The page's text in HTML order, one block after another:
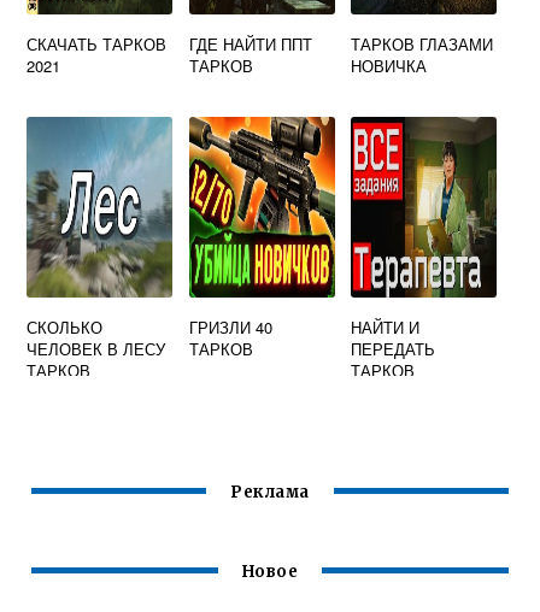
СКАЧАТЬ ТАРКОВ
2021
ГДЕ НАЙТИ ППТ
ТАРКОВ
ТАРКОВ ГЛАЗАМИ
НОВИЧКА
СКОЛЬКО
ЧЕЛОВЕК В ЛЕСУ
ТАРКОВ
ГРИЗЛИ 40
ТАРКОВ
НАЙТИ И
ПЕРЕДАТЬ
ТАРКОВ
Реклама
Новое